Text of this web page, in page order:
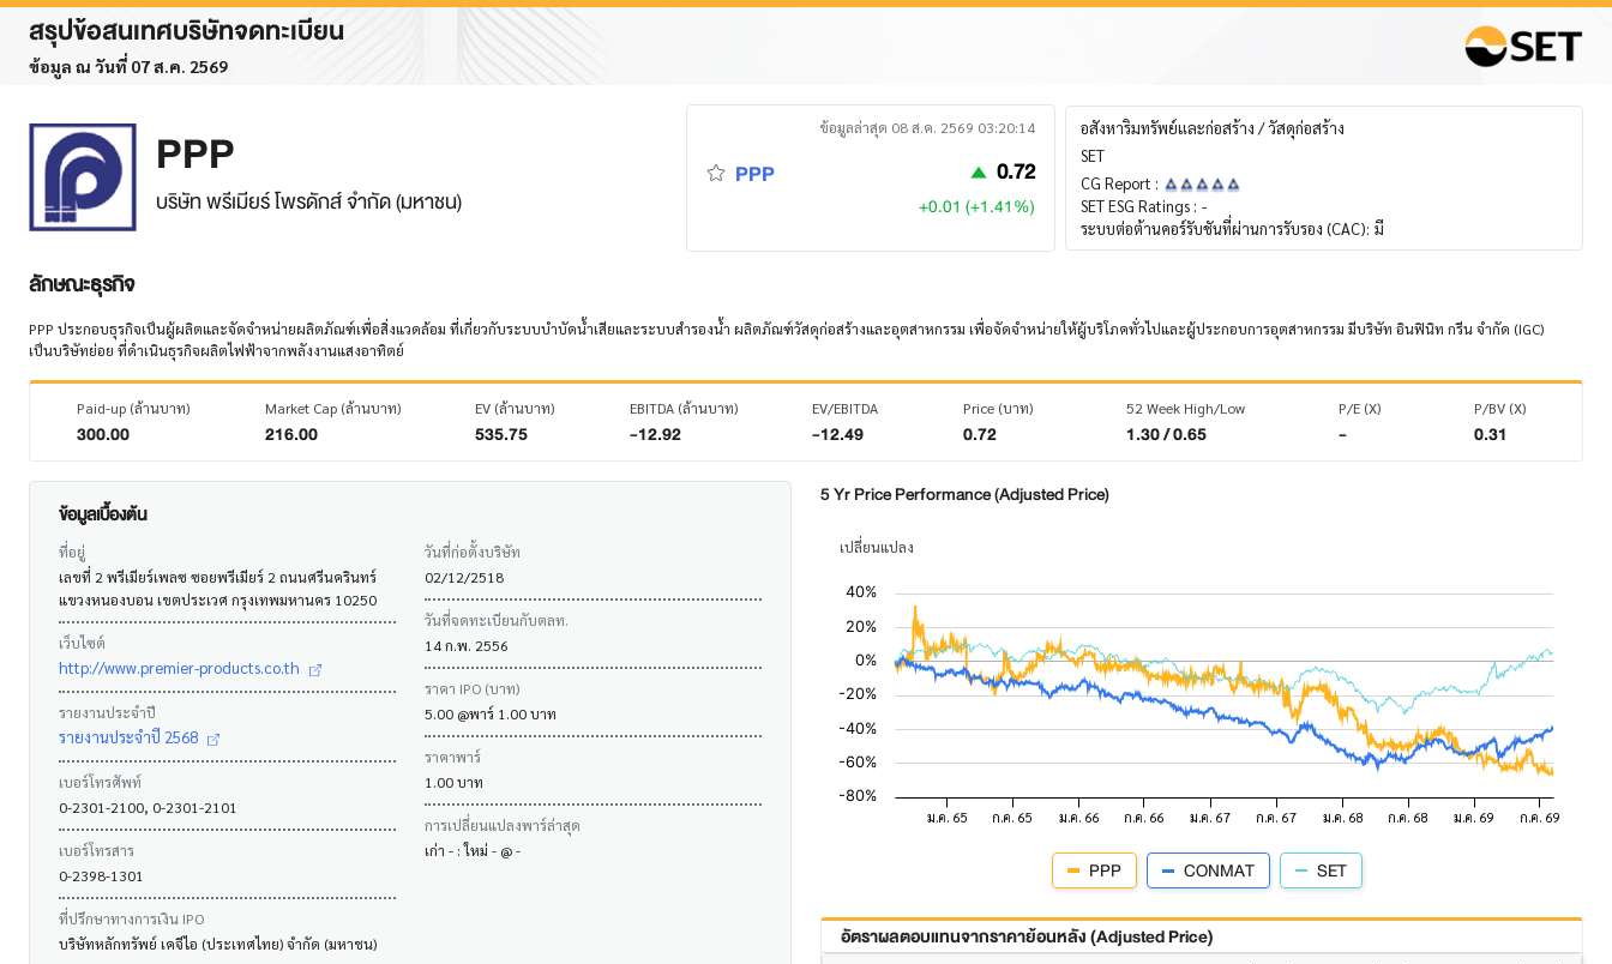
สรุปข้อสนเทศบริษัทจดทะเบียน
ข้อมูล ณ วันที่ 07 ส.ค. 2569
PPP
บริษัท พรีเมียร์ โพรดักส์ จำกัด (มหาชน)
ข้อมูลล่าสุด 08 ส.ค. 2569 03:20:14
PPP 0.72
+0.01 (+1.41%)
อสังหาริมทรัพย์และก่อสร้าง / วัสดุก่อสร้าง
SET
CG Report :
SET ESG Ratings : -
ระบบต่อต้านคอร์รับชันที่ผ่านการรับรอง (CAC): มี
ลักษณะธุรกิจ
PPP ประกอบธุรกิจเป็นผู้ผลิตและจัดจำหน่ายผลิตภัณฑ์เพื่อสิ่งแวดล้อม ที่เกี่ยวกับระบบบำบัดน้ำเสียและระบบสำรองน้ำ ผลิตภัณฑ์วัสดุก่อสร้างและอุตสาหกรรม เพื่อจัดจำหน่ายให้ผู้บริโภคทั่วไปและผู้ประกอบการอุตสาหกรรม มีบริษัท อินฟินิท กรีน จำกัด (IGC)
เป็นบริษัทย่อย ที่ดำเนินธุรกิจผลิตไฟฟ้าจากพลังงานแสงอาทิตย์
Paid-up (ล้านบาท)
300.00
Market Cap (ล้านบาท)
216.00
EV (ล้านบาท)
535.75
EBITDA (ล้านบาท)
-12.92
EV/EBITDA
-12.49
Price (บาท)
0.72
52 Week High/Low
1.30 / 0.65
P/E (X)
-
P/BV (X)
0.31
ข้อมูลเบื้องต้น
ที่อยู่
เลขที่ 2 พรีเมียร์เพลซ ซอยพรีเมียร์ 2 ถนนศรีนครินทร์
แขวงหนองบอน เขตประเวศ กรุงเทพมหานคร 10250
เว็บไซต์
http://www.premier-products.co.th
รายงานประจำปี
รายงานประจำปี 2568
เบอร์โทรศัพท์
0-2301-2100, 0-2301-2101
เบอร์โทรสาร
0-2398-1301
ที่ปรึกษาทางการเงิน IPO
บริษัทหลักทรัพย์ เคจีไอ (ประเทศไทย) จำกัด (มหาชน)
วันที่ก่อตั้งบริษัท
02/12/2518
วันที่จดทะเบียนกับตลท.
14 ก.พ. 2556
ราคา IPO (บาท)
5.00 @พาร์ 1.00 บาท
ราคาพาร์
1.00 บาท
การเปลี่ยนแปลงพาร์ล่าสุด
เก่า - : ใหม่ - @ -
5 Yr Price Performance (Adjusted Price)
เปลี่ยนแปลง
PPP CONMAT SET
อัตราผลตอบแทนจากราคาย้อนหลัง (Adjusted Price)